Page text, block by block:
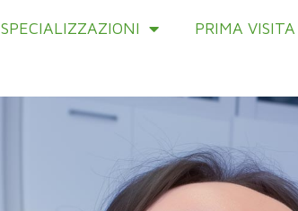
SPECIALIZZAZIONI PRIMA